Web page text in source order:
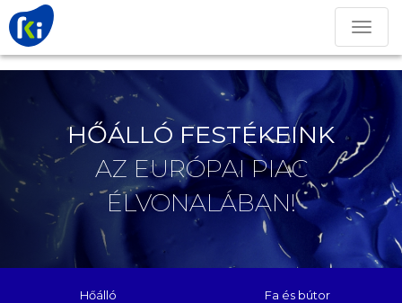
Toggle
navigation
HŐÁLLÓ FESTÉKEINK
AZ EURÓPAI PIAC
ÉLVONALÁBAN!
Hőálló Fa és bútor